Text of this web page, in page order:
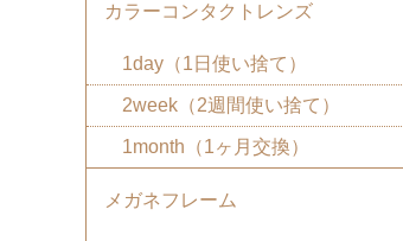
カラーコンタクトレンズ
1day（1日使い捨て）
2week（2週間使い捨て）
1month（1ヶ月交換）
メガネフレーム